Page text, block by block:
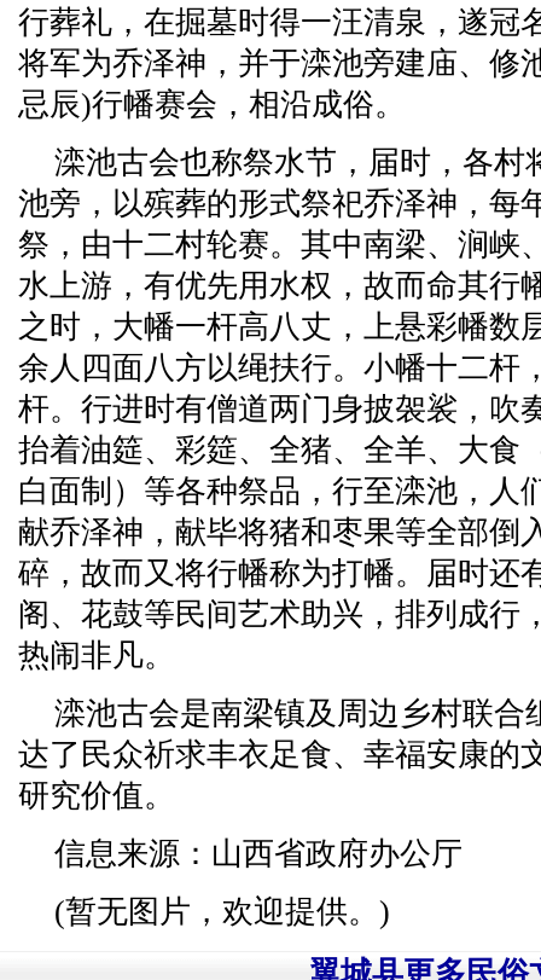
行葬礼，在掘墓时得一汪清泉，遂冠
将军为乔泽神，并于滦池旁建庙、修
忌辰)行幡赛会，相沿成俗。
滦池古会也称祭水节，届时，各村
池旁，以殡葬的形式祭祀乔泽神，每
祭，由十二村轮赛。其中南梁、涧峡
水上游，有优先用水权，故而命其行
之时，大幡一杆高八丈，上悬彩幡数
余人四面八方以绳扶行。小幡十二杆
杆。行进时有僧道两门身披袈裟，吹
抬着油筵、彩筵、全猪、全羊、大食
白面制）等各种祭品，行至滦池，人
献乔泽神，献毕将猪和枣果等全部倒
碎，故而又将行幡称为打幡。届时还
阁、花鼓等民间艺术助兴，排列成行
热闹非凡。
滦池古会是南梁镇及周边乡村联合
达了民众祈求丰衣足食、幸福安康的
研究价值。
信息来源：山西省政府办公厅
(暂无图片，欢迎提供。)